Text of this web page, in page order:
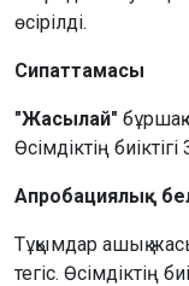
өсірілді.
Сипаттамасы
"Жасылай" бұршақ
Өсімдіктің
Апробациялық
Тұқымдар ашық
тегіс. Өсімдіктің